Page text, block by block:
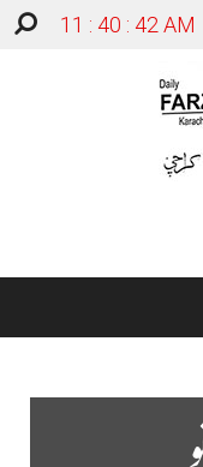
11 : 40 : 43 AM